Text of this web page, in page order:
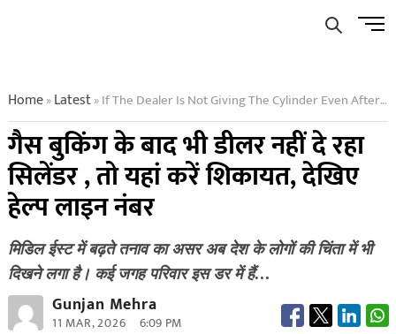
Menu
Home»Latest»If The Dealer Is Not Giving The Cylinder Even After Booking The Gas Then Complain Here See The Helpline Number
गैस बुकिंग के बाद भी डीलर नहीं दे रहा
सिलेंडर , तो यहां करें शिकायत, देखिए
हेल्प लाइन नंबर
मिडिल ईस्ट में बढ़ते तनाव का असर अब देश के लोगों की चिंता में भी
दिखने लगा है। कई जगह परिवार इस डर में हैं…
Gunjan Mehra
11 MAR, 2026 6:09 PM